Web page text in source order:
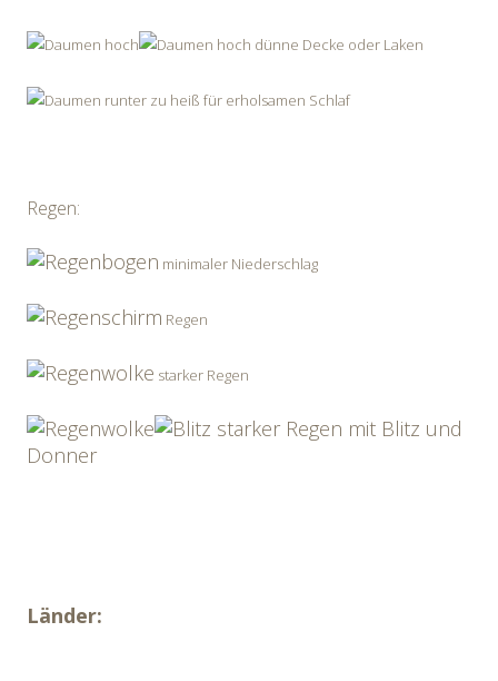
dünne Decke oder Laken
zu heiß für erholsamen Schlaf
Regen:
minimaler Niederschlag
Regen
starker Regen
starker Regen mit Blitz und
Donner
Länder: